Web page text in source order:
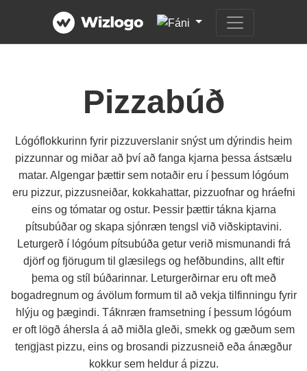
Pizzabúð
Lógóflokkurinn fyrir pizzuverslanir snýst um dýrindis heim
pizzunnar og miðar að því að fanga kjarna þessa ástsælu
matar. Algengar þættir sem notaðir eru í þessum lógóum
eru pizzur, pizzusneiðar, kokkahattar, pizzuofnar og hráefni
eins og tómatar og ostur. Þessir þættir tákna kjarna
pítsubúðar og skapa sjónræn tengsl við viðskiptavini.
Leturgerð í lógóum pítsubúða getur verið mismunandi frá
djörf og fjörugum til glæsilegs og hefðbundins, allt eftir
þema og stíl búðarinnar. Leturgerðirnar eru oft með
bogadregnum og ávölum formum til að vekja tilfinningu fyrir
hlýju og þægindi. Táknræn framsetning í þessum lógóum
er oft lögð áhersla á að miðla gleði, smekk og gæðum sem
tengjast pizzu, eins og brosandi pizzusneið eða ánægður
kokkur sem heldur á pizzu.